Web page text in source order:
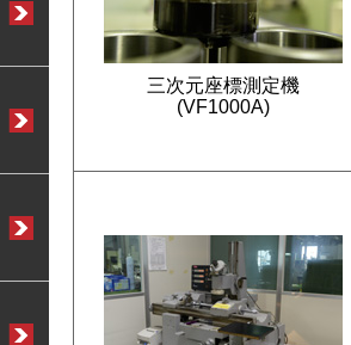
三次元座標測定機
(VF1000A)